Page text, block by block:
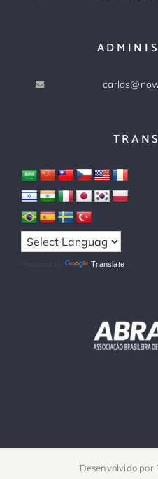
Powered by Translate
Desenvolvido por